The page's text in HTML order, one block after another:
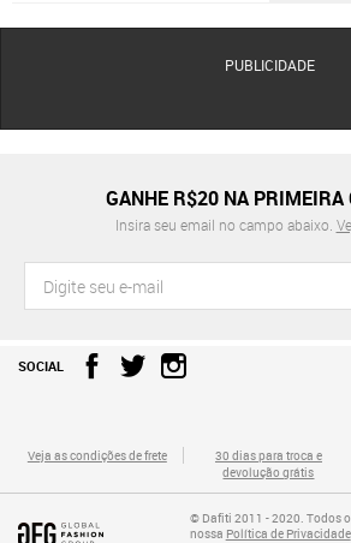
PUBLICIDADE
GANHE R$20 NA PRIMEIRA
Insira seu email no campo abaixo.
SOCIAL
Veja as condições de frete
30 dias para troca e
devolução grátis
© Dafiti 2011 - 2020. Todos
nossa Política de Privacidade